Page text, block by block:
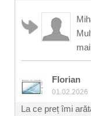
Florian
01.02.2026
La ce preț îmi